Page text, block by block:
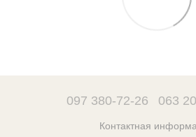
097 380-72-26 063
Контактная